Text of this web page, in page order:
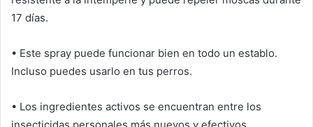
17 días.
• Este spray puede funcionar bien en todo un establo.
Incluso puedes usarlo en tus perros.
• Los ingredientes activos se encuentran entre los
insecticidas personales más nuevos y efectivos